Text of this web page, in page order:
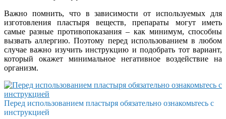
Важно помнить, что в зависимости от используемых для
изготовления пластыря веществ, препараты могут иметь
самые разные противопоказания – как минимум, способны
вызвать аллергию. Поэтому перед использованием в любом
случае важно изучить инструкцию и подобрать тот вариант,
который окажет минимальное негативное воздействие на
организм.
Перед использованием пластыря обязательно ознакомьтесь с
инструкцией